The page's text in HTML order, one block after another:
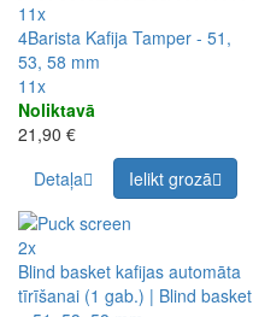
11x
4Barista Kafija Tamper - 51,
53, 58 mm
11x
Noliktavā
21,90 €
Detaļa
Ielikt grozā
2x
Blind basket kafijas automāta
tīrīšanai (1 gab.) | Blind basket